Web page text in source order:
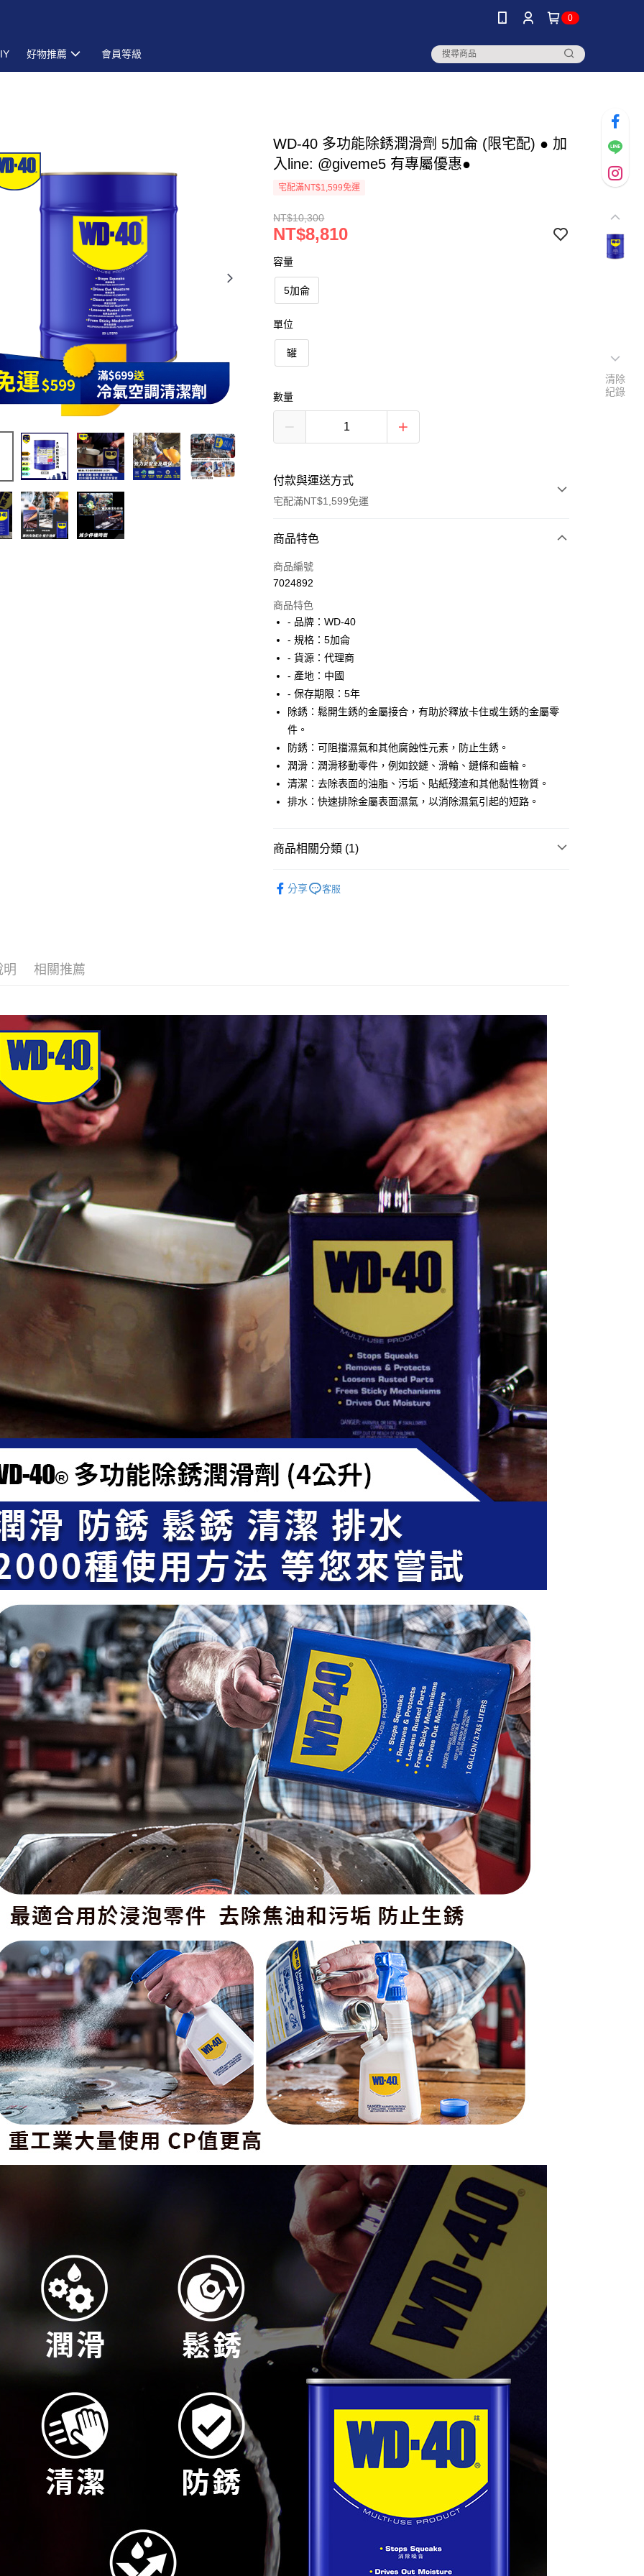
0
好物推薦 會員等級
WD-40 多功能除銹潤滑劑 5加侖 (限宅配) ● 加
入line: @giveme5 有專屬優惠●
宅配滿NT$1,599免運
NT$10,300
NT$8,810
容量
5加侖
單位
罐
數量
付款與運送方式
宅配滿NT$1,599免運
付款方式
信用卡一次付款
運送方式
宅配
每筆NT$120，滿NT$1,599(含以上)免運費
商品特色
商品編號
7024892
商品特色
- 品牌：WD-40
- 規格：5加侖
- 貨源：代理商
- 產地：中國
- 保存期限：5年
除銹：鬆開生銹的金屬接合，有助於釋放卡住或生銹的金屬零
件。
防銹：可阻擋濕氣和其他腐蝕性元素，防止生銹。
潤滑：潤滑移動零件，例如鉸鏈、滑輪、鏈條和齒輪。
清潔：去除表面的油脂、污垢、貼紙殘渣和其他黏性物質。
排水：快速排除金屬表面濕氣，以消除濕氣引起的短路。
商品相關分類 (1)
分享
客服
明 相關推薦
清除
紀錄